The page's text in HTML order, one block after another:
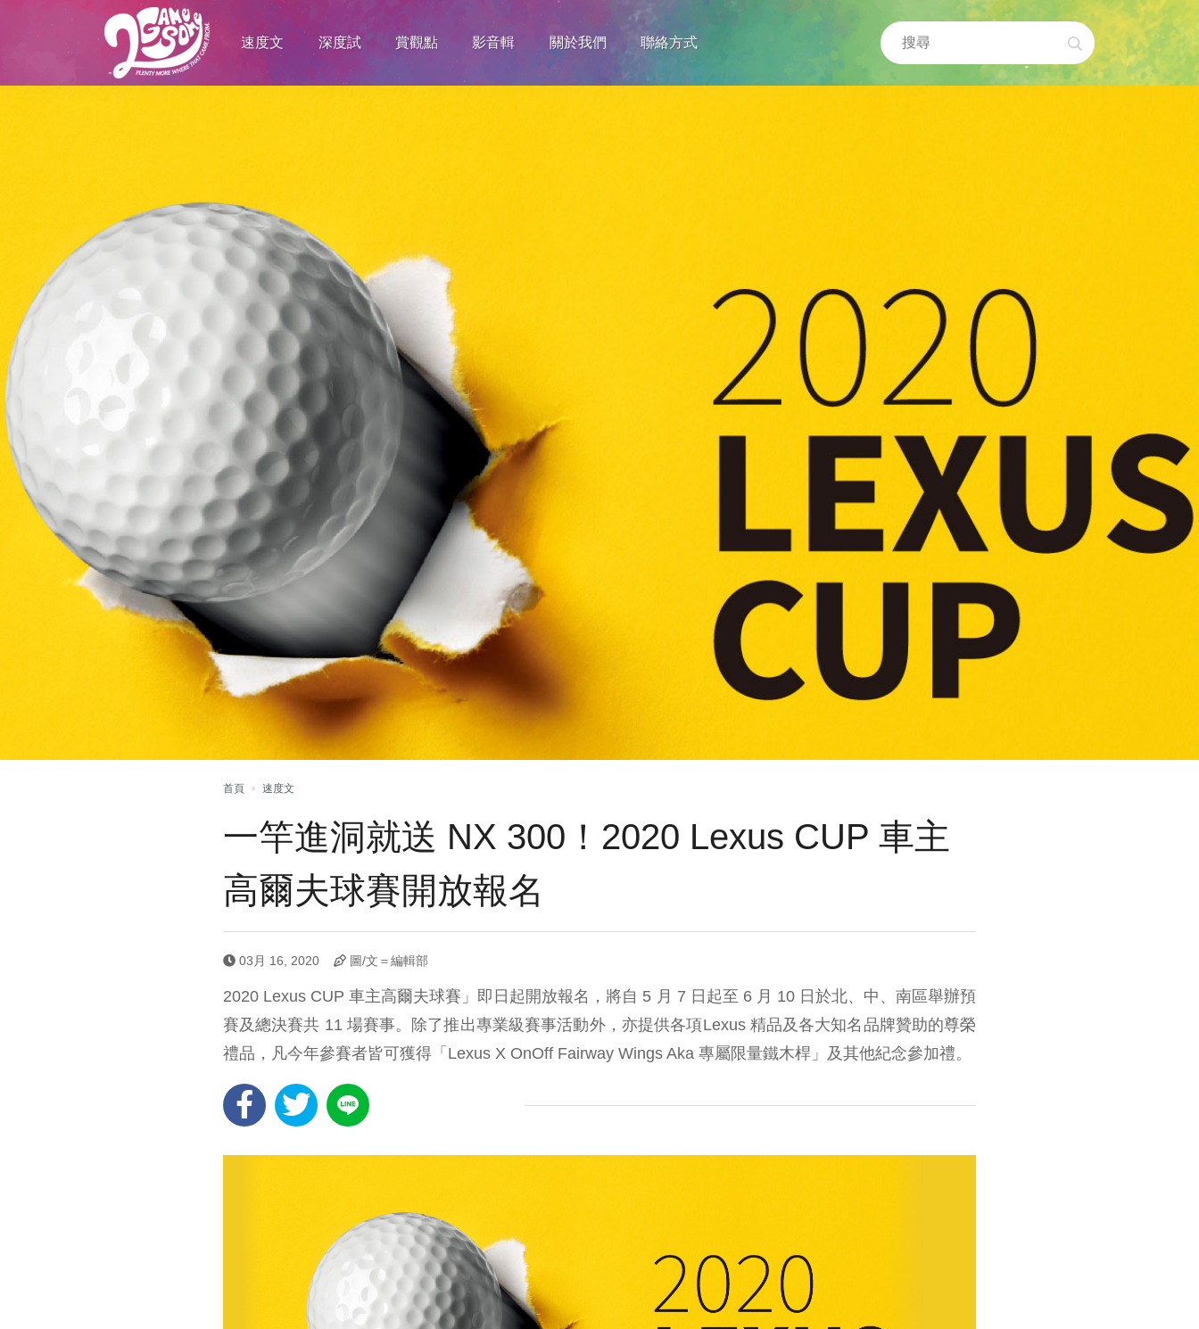
速度文 深度試 賞觀點 影音輯 關於我們 聯絡方式
首頁 速度文
一竿進洞就送 NX 300！2020 Lexus CUP 車主
高爾夫球賽開放報名
03月 16, 2020 圖/文＝編輯部
2020 Lexus CUP 車主高爾夫球賽」即日起開放報名，將自 5 月 7 日起至 6 月 10 日於北、中、南區舉辦預
賽及總決賽共 11 場賽事。除了推出專業級賽事活動外，亦提供各項Lexus 精品及各大知名品牌贊助的尊榮
禮品，凡今年參賽者皆可獲得「Lexus X OnOff Fairway Wings Aka 專屬限量鐵木桿」及其他紀念參加禮。